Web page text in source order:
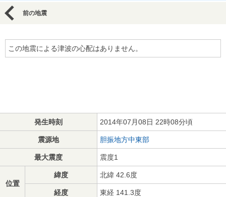
前の地震
この地震による津波の心配はありません。
発生時刻 2014年07月08日 22時08分頃
震源地 胆振地方中東部
最大震度 震度1
位置
緯度 北緯 42.6度
経度 東経 141.3度